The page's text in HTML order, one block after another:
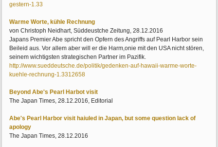
gestern-1.33
Warme Worte, kühle Rechnung
von Christoph Neidhart, Süddeustche Zeitung, 28.12.2016
Japans Premier Abe spricht den Opfern des Angriffs auf Pearl Harbor sein
Beileid aus. Vor allem aber will er die Harm,onie mit den USA nicht stören,
seinem wichtigsten strategischen Partner im Pazifik.
http://www.sueddeutsche.de/politik/gedenken-auf-hawaii-warme-worte-
kuehle-rechnung-1.3312658
Beyond Abe's Pearl Harbot visit
The Japan Times, 28.12.2016, Editorial
Abe's Pearl Harbor visit haiuled in Japan, but some question lack of
apology
The Japan Times, 28.12.2016